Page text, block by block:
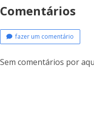
Comentários
fazer um comentário
Sem comentários por